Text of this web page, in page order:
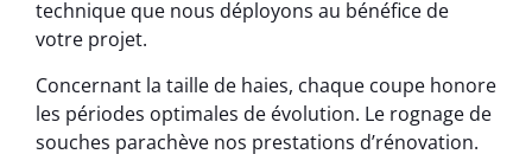
technique que nous déployons au bénéfice de
votre projet.
Concernant la taille de haies, chaque coupe honore
les périodes optimales de évolution. Le rognage de
souches parachève nos prestations d’rénovation.